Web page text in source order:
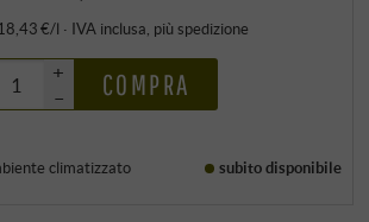
€/l · IVA inclusa, più spedizione
+
–
COMPRA
climatizzato subito disponibile